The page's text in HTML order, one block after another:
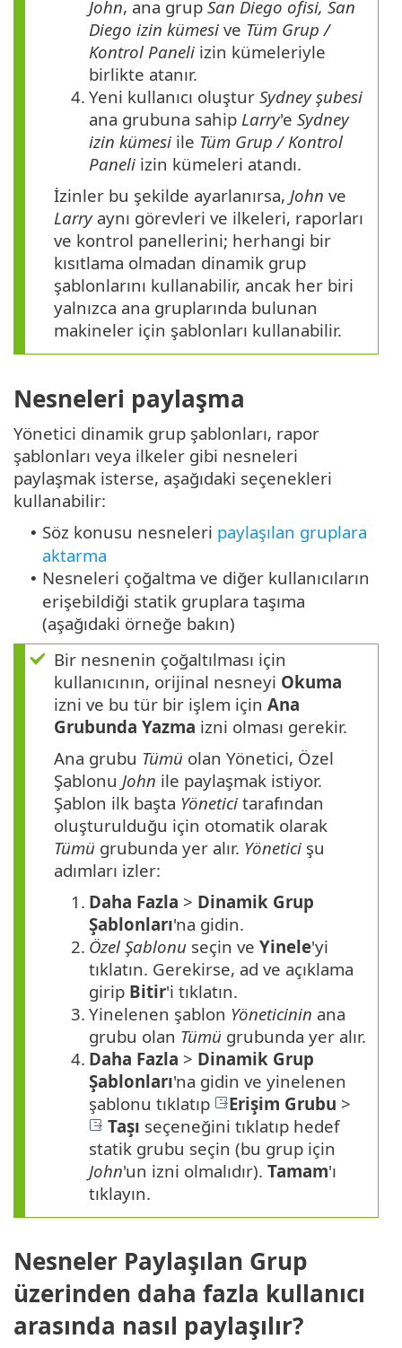
John, ana grup San Diego ofisi, San
Diego izin kümesi ve Tüm Grup /
Kontrol Paneli izin kümeleriyle
birlikte atanır.
4. Yeni kullanıcı oluştur Sydney şubesi
ana grubuna sahip Larry'e Sydney
izin kümesi ile Tüm Grup / Kontrol
Paneli izin kümeleri atandı.
İzinler bu şekilde ayarlanırsa, John ve
Larryaynı görevleri ve ilkeleri, raporları
ve kontrol panellerini; herhangi bir
kısıtlama olmadan dinamik grup
şablonlarını kullanabilir, ancak her biri
yalnızca ana gruplarında bulunan
makineler için şablonları kullanabilir.
Nesneleri paylaşma
Yönetici dinamik grup şablonları, rapor
şablonları veya ilkeler gibi nesneleri
paylaşmak isterse, aşağıdaki seçenekleri
kullanabilir:
• Söz konusu nesneleri paylaşılan gruplara
aktarma
• Nesneleri çoğaltma ve diğer kullanıcıların
erişebildiği statik gruplara taşıma
(aşağıdaki örneğe bakın)
Bir nesnenin çoğaltılması için
kullanıcının, orijinal nesneyi Okuma
izni ve bu tür bir işlem için Ana
Grubunda Yazma izni olması gerekir.
Ana grubu Tümü olan Yönetici, Özel
Şablonu John ile paylaşmak istiyor.
Şablon ilk başta Yönetici tarafından
oluşturulduğu için otomatik olarak
Tümü grubunda yer alır. Yönetici şu
adımları izler:
1. Daha Fazla > Dinamik Grup
Şablonları'na gidin.
2. Özel Şablonu seçin ve Yinele'yi
tıklatın. Gerekirse, ad ve açıklama
girip Bitir'i tıklatın.
3. Yinelenen şablon Yöneticinin ana
grubu olan Tümü grubunda yer alır.
4. Daha Fazla > Dinamik Grup
Şablonları'na gidin ve yinelenen
şablonu tıklatıp
Erişim Grubu >
Taşı seçeneğini tıklatıp hedef
statik grubu seçin (bu grup için
John'un izni olmalıdır). Tamam'ı
tıklayın.
Nesneler Paylaşılan Grup
üzerinden daha fazla kullanıcı
arasında nasıl paylaşılır?